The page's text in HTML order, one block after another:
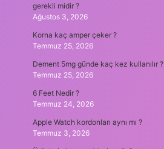
gerekli midir ?
Ağustos 3, 2026
Korna kaç amper çeker ?
Temmuz 25, 2026
Dement 5mg günde kaç kez kullanılır ?
Temmuz 25, 2026
6 Feet Nedir ?
Temmuz 24, 2026
Apple Watch kordonları aynı mı ?
Temmuz 3, 2026